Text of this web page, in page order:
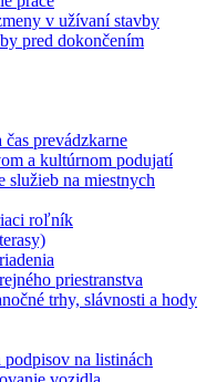
v užívaní stavby
pred dokončením
čas prevádzkarne
a kultúrnom podujatí
služieb na miestnych
roľník
priestranstva
trhy, slávnosti a hody
na listinách